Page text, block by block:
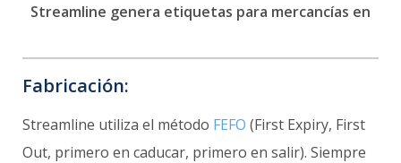
Streamline genera etiquetas para mercancías en
Fabricación:
Streamline utiliza el método FEFO (First Expiry, First
Out, primero en caducar, primero en salir). Siempre